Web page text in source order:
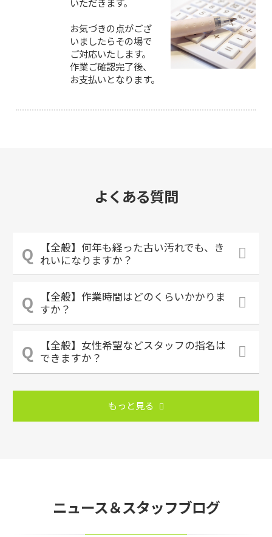
お気づきの点がござ
いましたらその場で
ご対応いたします。
作業ご確認完了後、
お支払いとなります。
よくある質問
【全般】何年も経った古い汚れでも、き
れいになりますか？
【全般】作業時間はどのくらいかかりま
すか？
【全般】女性希望などスタッフの指名は
できますか？
もっと見る
ニュース＆スタッフブログ